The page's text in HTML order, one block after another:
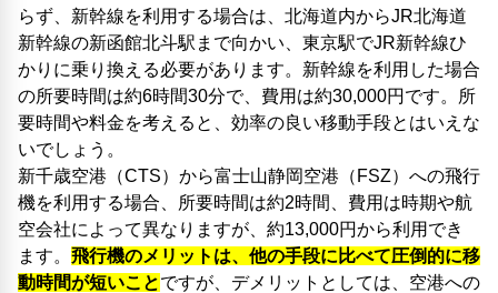
らず、新幹線を利用する場合は、北海道内からJR北海道
新幹線の新函館北斗駅まで向かい、東京駅でJR新幹線ひ
かりに乗り換える必要があります。新幹線を利用した場合
の所要時間は約6時間30分で、費用は約30,000円です。所
要時間や料金を考えると、効率の良い移動手段とはいえな
いでしょう。
新千歳空港（CTS）から富士山静岡空港（FSZ）への飛行
機を利用する場合、所要時間は約2時間、費用は時期や航
空会社によって異なりますが、約13,000円から利用でき
ます。 飛行機のメリットは、他の手段に比べて圧倒的に移
動時間が短いことですが、デメリットとしては、空港への